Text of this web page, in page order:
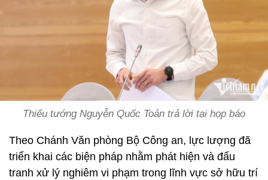
Thiếu tướng Nguyễn Quốc Toản trả lời tại họp báo
Theo Chánh Văn phòng Bộ Công an, lực lượng đã
triển khai các biện pháp nhằm phát hiện và đấu
tranh xử lý nghiêm vi phạm trong lĩnh vực sở hữu trí